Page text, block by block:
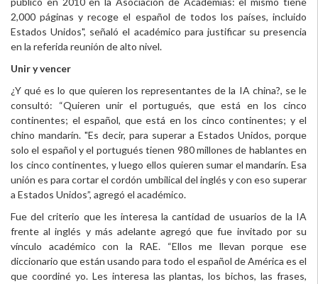
2,000 páginas y recoge el español de todos los países, incluido
Estados Unidos", señaló el académico para justificar su presencia
en la referida reunión de alto nivel.
Unir y vencer
¿Y qué es lo que quieren los representantes de la IA china?, se le
consultó: “Quieren unir el portugués, que está en los cinco
continentes; el español, que está en los cinco continentes; y el
chino mandarín. "Es decir, para superar a Estados Unidos, porque
solo el español y el portugués tienen 980 millones de hablantes en
los cinco continentes, y luego ellos quieren sumar el mandarín. Esa
unión es para cortar el cordón umbilical del inglés y con eso superar
a Estados Unidos”, agregó el académico.
Fue del criterio que les interesa la cantidad de usuarios de la IA
frente al inglés y más adelante agregó que fue invitado por su
vínculo académico con la RAE. “Ellos me llevan porque ese
diccionario que están usando para todo el español de América es el
que coordiné yo. Les interesa las plantas, los bichos, las frases,